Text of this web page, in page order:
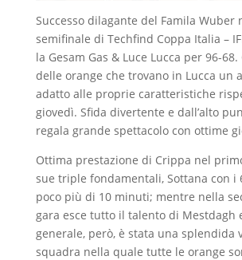
Successo dilagante del Famila Wuber
semifinale di Techfind Coppa Italia –
la Gesam Gas & Luce Lucca per 96-
delle orange che trovano in Lucca un
adatto alle proprie caratteristiche
giovedì. Sfida divertente e dall’alto
regala grande spettacolo con ottime
Ottima prestazione di Crippa nel
sue triple fondamentali, Sottana con i
poco più di 10 minuti; mentre nella
gara esce tutto il talento di Mestdagh
generale, però, è stata una splendida
squadra nella quale tutte le orange